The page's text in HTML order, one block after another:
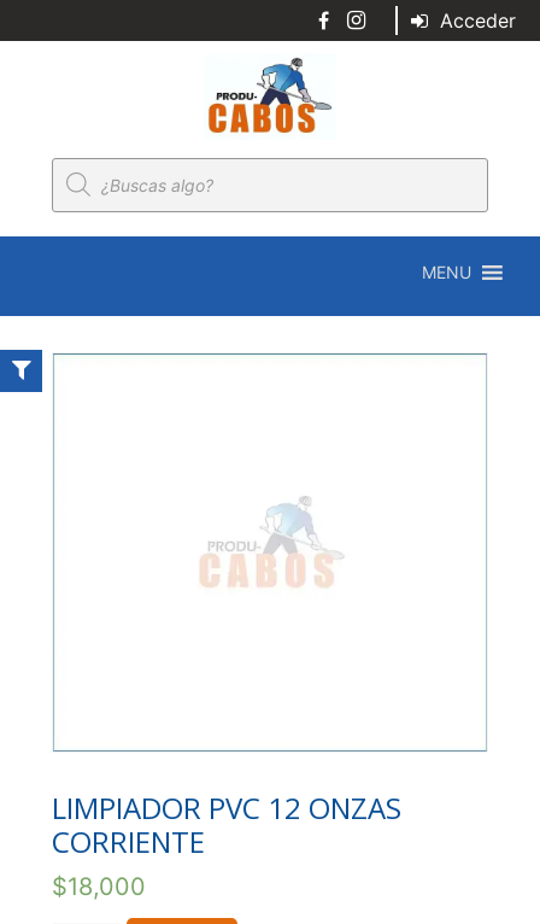
Acceder
Búsqueda
de
productos
MENU
LIMPIADOR PVC 12 ONZAS
CORRIENTE
$18,000